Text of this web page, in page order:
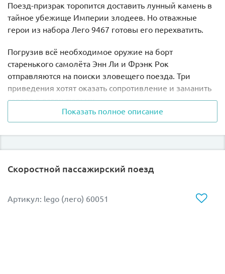
Поезд-призрак торопится доставить лунный камень в
тайное убежище Империи злодеев. Но отважные
герои из набора Лего 9467 готовы его перехватить.
Погрузив всё необходимое оружие на борт
старенького самолёта Энн Ли и Фрэнк Рок
отправляются на поиски зловещего поезда. Три
приведения хотят оказать сопротивление и заманить
героев в вагон-тюрьму.
Также поезд может разделяться на отсеки, которые
самостоятельно передвигаются и летают. Спереди
камень крепится в специальном отверстии в кабине
машиниста.
Показать полное описание
Скоростной пассажирский поезд
Артикул: lego (лего) 60051